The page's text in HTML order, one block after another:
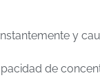
y
de